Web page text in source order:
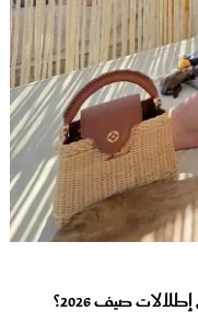
صيف 2026؟